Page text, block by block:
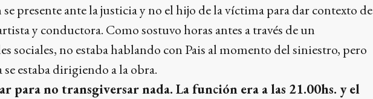
presente ante la justicia y no el hijo de la víctima para dar contexto de
y conductora. Como sostuvo horas antes a través de un
sociales, no estaba hablando con Pais al momento del siniestro, pero
estaba dirigiendo a la obra.
para no transgiversar nada. La función era a las 21.00hs. y el